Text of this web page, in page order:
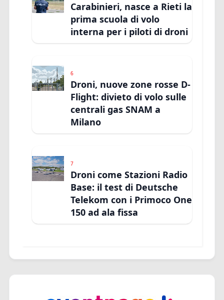
Carabinieri, nasce a Rieti la
prima scuola di volo
interna per i piloti di droni
6
Droni, nuove zone rosse D-
Flight: divieto di volo sulle
centrali gas SNAM a
Milano
7
Droni come Stazioni Radio
Base: il test di Deutsche
Telekom con i Primoco One
150 ad ala fissa